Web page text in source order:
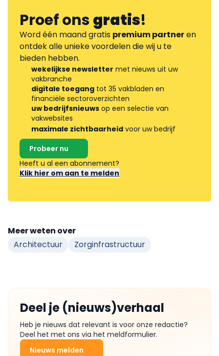
Proef onsgratis!
Word één maand gratis premium partneren
ontdek alle unieke voordelen die wij u te
bieden hebben.
wekelijkse newsletter met nieuws uit uw
vakbranche
digitale toegang tot 35 vakbladen en
financiële sectoroverzichten
uw bedrijfsnieuws op een selectie van
vakwebsites
maximale zichtbaarheid voor uw bedrijf
Probeer nu
Heeft u al een abonnement?
Klik hier om aan te melden
Meer weten over
Architectuur
Zorginfrastructuur
Deel je (nieuws)verhaal
Heb je nieuws dat relevant is voor onze redactie?
Deel het met ons via het meldformulier.
Nieuws melden